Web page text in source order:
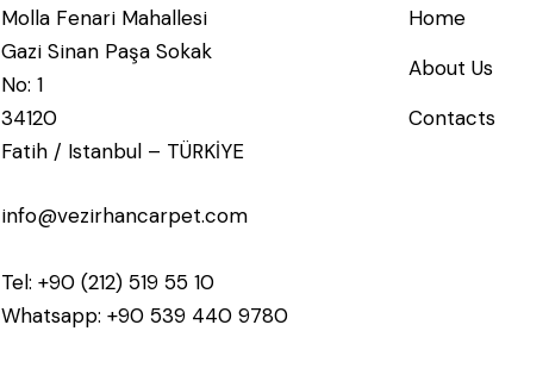
Molla Fenari Mahallesi
Gazi Sinan Paşa Sokak
No: 1
34120
Fatih / Istanbul – TÜRKİYE
info@vezirhancarpet.com
Tel: +90 (212) 519 55 10
Whatsapp: +90 539 440 9780
Home
About Us
Contacts